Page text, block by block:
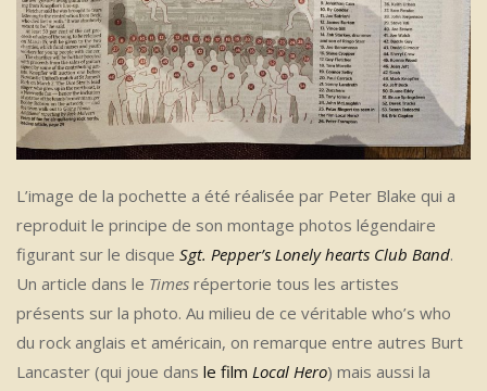
L’image de la pochette a été réalisée par Peter Blake qui a
reproduit le principe de son montage photos légendaire
figurant sur le disque Sgt. Pepper’s Lonely hearts Club Band.
Un article dans le Times répertorie tous les artistes
présents sur la photo. Au milieu de ce véritable who’s who
du rock anglais et américain, on remarque entre autres Burt
Lancaster (qui joue dans le film Local Hero) mais aussi la